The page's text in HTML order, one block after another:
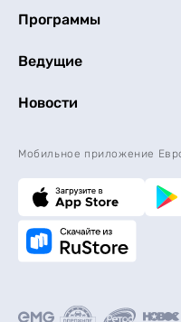
Программы
Ведущие
Новости
Мобильное приложение